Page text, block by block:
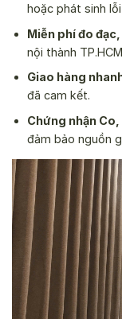
hoặc phát sinh
Miễn phí đo
nội thành
Giao hàng
đã cam kết.
Chứng nhận Co,
đảm bảo nguồn